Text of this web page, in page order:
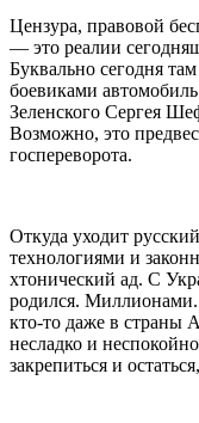
Цензура, правовой
— это реалии
Буквально сегодня
боевиками
Зеленского Сергея
Возможно, это
госпереворота.
Откуда уходит
технологиями и
хтонический ад. С
родился.
кто-то даже в страны
несладко и
закрепиться и